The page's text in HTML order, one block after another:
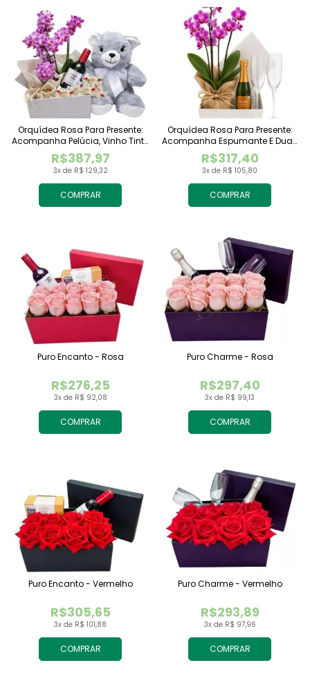
COMPRAR
3x de R$ 129,32
R$387,97
Orquídea Rosa Para Presente:
Acompanha Pelúcia, Vinho Tinto
Importado E Chocolate
Raffaello
COMPRAR
3x de R$ 105,80
R$317,40
Orquídea Rosa Para Presente:
Acompanha Espumante E Duas
Taças
COMPRAR
3x de R$ 92,08
R$276,25
Puro Encanto - Rosa
COMPRAR
3x de R$ 99,13
R$297,40
Puro Charme - Rosa
COMPRAR
3x de R$ 101,88
R$305,65
Puro Encanto - Vermelho
COMPRAR
3x de R$ 97,96
R$293,89
Puro Charme - Vermelho